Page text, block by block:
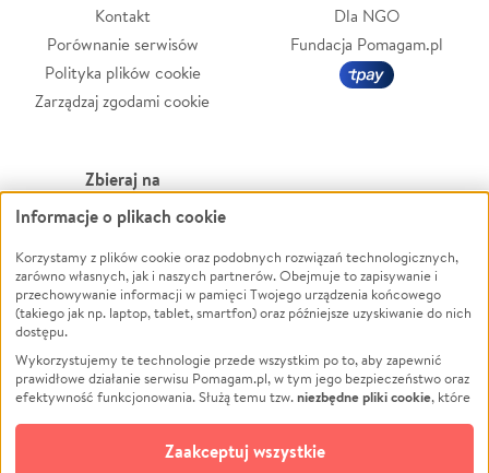
Kontakt
Porównanie serwisów
Polityka plików cookie
Zarządzaj zgodami cookie
Dla NGO
Fundacja Pomagam.pl
Zbieraj na
Leczenie
Zwierzęta
Pożar
Ukraina
Pomoc Finansowa
Projekty
Pogrzeb
Społeczność lokalna
Powódź
Wichura
NGO
Edukacja
Podróż
Impreza
Ochrona środowiska
Informacje o plikach cookie
Korzystamy z plików cookie oraz podobnych rozwiązań technologicznych,
zarówno własnych, jak i naszych partnerów. Obejmuje to zapisywanie i
przechowywanie informacji w pamięci Twojego urządzenia końcowego
(takiego jak np. laptop, tablet, smartfon) oraz późniejsze uzyskiwanie do nich
dostępu.
Wykorzystujemy te technologie przede wszystkim po to, aby zapewnić
prawidłowe działanie serwisu Pomagam.pl, w tym jego bezpieczeństwo oraz
efektywność funkcjonowania. Służą temu tzw.niezbędne pliki cookie, które
opcjonalnych plików cookie
technologii do celów analitycznych i retargetingowych. Możesz wyrazić
Zaakceptuj wszystkie